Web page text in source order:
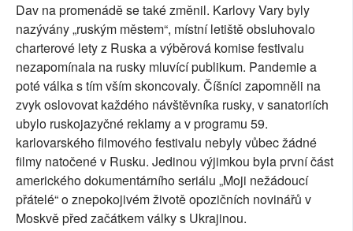
Dav na promenádě se také změnil. Karlovy Vary byly
nazývány „ruským městem“, místní letiště obsluhovalo
charterové lety z Ruska a výběrová komise festivalu
nezapomínala na rusky mluvící publikum. Pandemie a
poté válka s tím vším skoncovaly. Číšníci zapomněli na
zvyk oslovovat každého návštěvníka rusky, v sanatoriích
ubylo ruskojazyčné reklamy a v programu 59.
karlovarského filmového festivalu nebyly vůbec žádné
filmy natočené v Rusku. Jedinou výjimkou byla první část
amerického dokumentárního seriálu „Moji nežádoucí
přátelé“ o znepokojivém životě opozičních novinářů v
Moskvě před začátkem války s Ukrajinou.